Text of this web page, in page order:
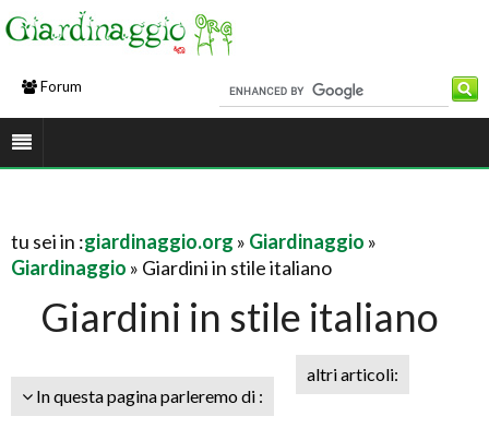
Forum
tu sei in :giardinaggio.org » Giardinaggio »
Giardinaggio » Giardini in stile italiano
Giardini in stile italiano
In questa pagina parleremo di :
altri articoli: